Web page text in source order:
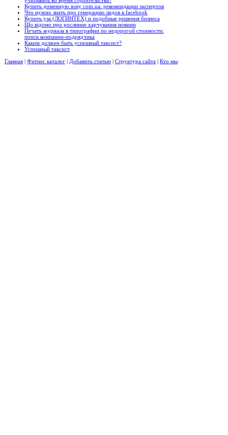
Купить доменную зону com.ua: рекомендации экспертов
Что нужно знать про генерацию лидов в facebook
Купить уза (ЛОГИНТЕХ) и подобные решения бизнеса
Що відомо про рослинне харчування новини
Печать журнала в типографии по недорогой стоимости:
поиск компании-подрядчика
Каким должен быть успешный таксист?
Успешный таксист
Главная | Фитнес каталог | Добавить статью | Структура сайта | Кто мы